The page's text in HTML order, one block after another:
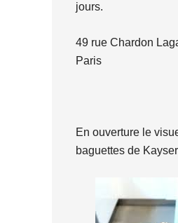
jours.
49 rue Chardon
Paris
En ouverture le
baguettes de Kayser